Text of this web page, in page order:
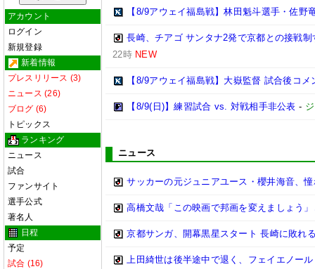
アカウント
ログイン
新規登録
新着情報
プレスリリース (3)
ニュース (26)
ブログ (6)
トピックス
ランキング
ニュース
試合
ファンサイト
選手公式
著名人
日程
予定
試合 (16)
【8/9アウェイ福島戦】林田魁斗選手・佐野
長崎、チアゴ サンタナ2発で京都との接戦
22時 NEW
【8/9アウェイ福島戦】大嶽監督 試合後コメ
【8/9(日)】練習試合 vs. 対戦相手非公表 -
ニュース
サッカーの元ジュニアユース・櫻井海音、
高橋文哉「この映画で邦画を変えましょう
京都サンガ、開幕黒星スタート 長崎に敗れる
上田綺世は後半途中で退く、フェイエノー